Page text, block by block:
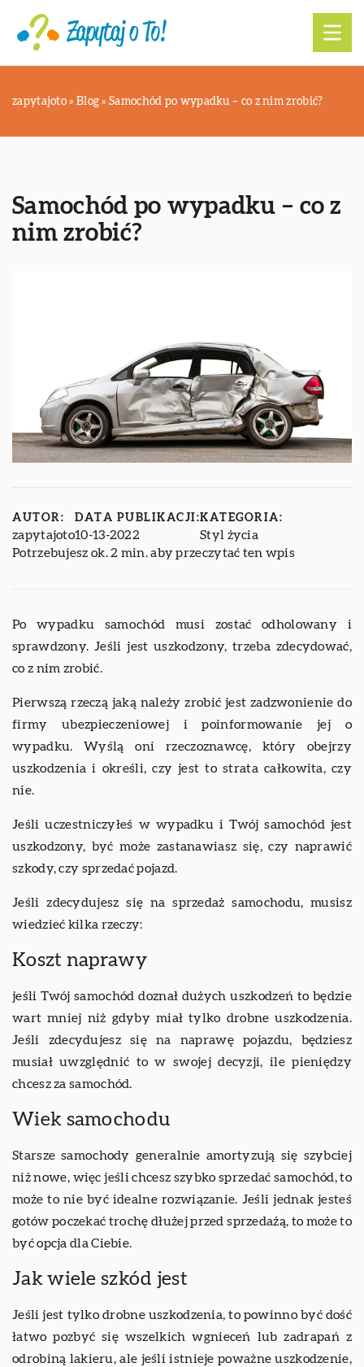
zapytajoto » Blog »Samochód po wypadku – co z nim zrobić?
Samochód po wypadku – co z
nim zrobić?
AUTOR:
zapytajoto
DATA PUBLIKACJI:
10-13-2022
KATEGORIA:
Styl życia
Potrzebujesz ok. 2 min. aby przeczytać ten wpis
Po wypadku samochód musi zostać odholowany i
sprawdzony. Jeśli jest uszkodzony, trzeba zdecydować,
co z nim zrobić.
Pierwszą rzeczą jaką należy zrobić jest zadzwonienie do
firmy ubezpieczeniowej i poinformowanie jej o
wypadku. Wyślą oni rzeczoznawcę, który obejrzy
uszkodzenia i określi, czy jest to strata całkowita, czy
nie.
Jeśli uczestniczyłeś w wypadku i Twój samochód jest
uszkodzony, być może zastanawiasz się, czy naprawić
szkody, czy sprzedać pojazd.
Jeśli zdecydujesz się na sprzedaż samochodu, musisz
wiedzieć kilka rzeczy:
Koszt naprawy
jeśli Twój samochód doznał dużych uszkodzeń to będzie
wart mniej niż gdyby miał tylko drobne uszkodzenia.
Jeśli zdecydujesz się na naprawę pojazdu, będziesz
musiał uwzględnić to w swojej decyzji, ile pieniędzy
chcesz za samochód.
Wiek samochodu
Starsze samochody generalnie amortyzują się szybciej
niż nowe, więc jeśli chcesz szybko sprzedać samochód, to
może to nie być idealne rozwiązanie. Jeśli jednak jesteś
gotów poczekać trochę dłużej przed sprzedażą, to może to
być opcja dla Ciebie.
Jak wiele szkód jest
Jeśli jest tylko drobne uszkodzenia, to powinno być dość
łatwo pozbyć się wszelkich wgnieceń lub zadrapań z
odrobiną lakieru, ale jeśli istnieje poważne uszkodzenie,